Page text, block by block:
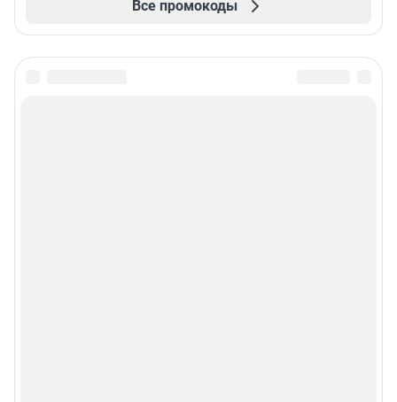
Все промокоды